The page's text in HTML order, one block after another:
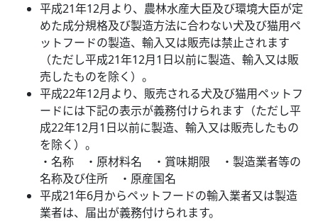
平成21年12月より、農林水産大臣及び環境大臣が定
めた成分規格及び製造方法に合わない犬及び猫用ペ
ットフードの製造、輸入又は販売は禁止されます
（ただし平成21年12月1日以前に製造、輸入又は販
売したものを除く）。
平成22年12月より、販売される犬及び猫用ペットフ
ードには下記の表示が義務付けられます（ただし平
成22年12月1日以前に製造、輸入又は販売したもの
を除く）。
・名称 ・原材料名 ・賞味期限 ・製造業者等の
名称及び住所 ・原産国名
平成21年6月からペットフードの輸入業者又は製造
業者は、届出が義務付けられます。